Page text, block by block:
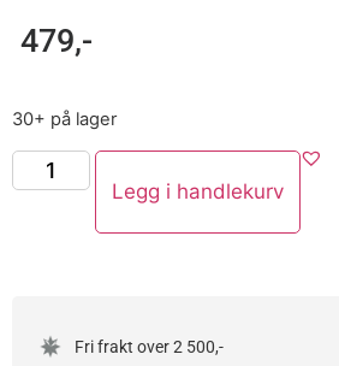
479,-
30+ på lager
Legg i handlekurv
Fri frakt over 2 500,-